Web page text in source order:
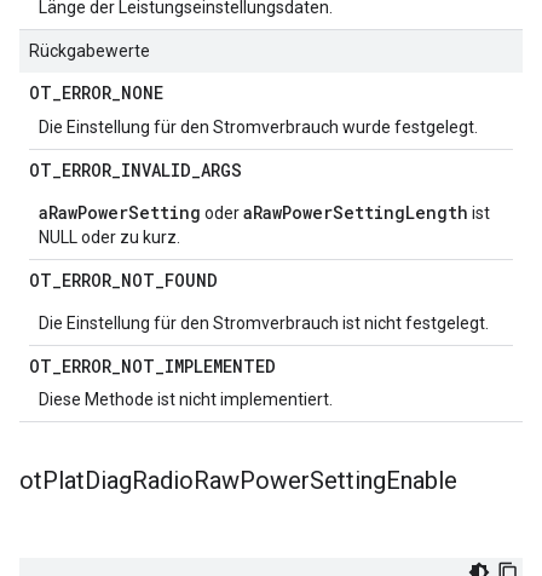
Länge der Leistungseinstellungsdaten.
Rückgabewerte
OT_ERROR_NONE
Die Einstellung für den Stromverbrauch wurde festgelegt.
OT_ERROR_INVALID_ARGS
aRawPowerSetting oderaRawPowerSettingLength ist
NULL oder zu kurz.
OT_ERROR_NOT_FOUND
Die Einstellung für den Stromverbrauch ist nicht festgelegt.
OT_ERROR_NOT_IMPLEMENTED
Diese Methode ist nicht implementiert.
otPlatDiagRadioRawPowerSettingEnable